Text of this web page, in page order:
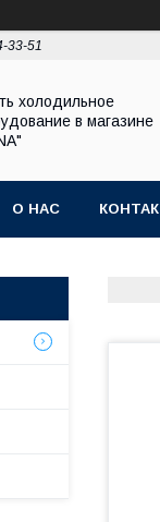
33-51
холодильное
в магазине
О НАС